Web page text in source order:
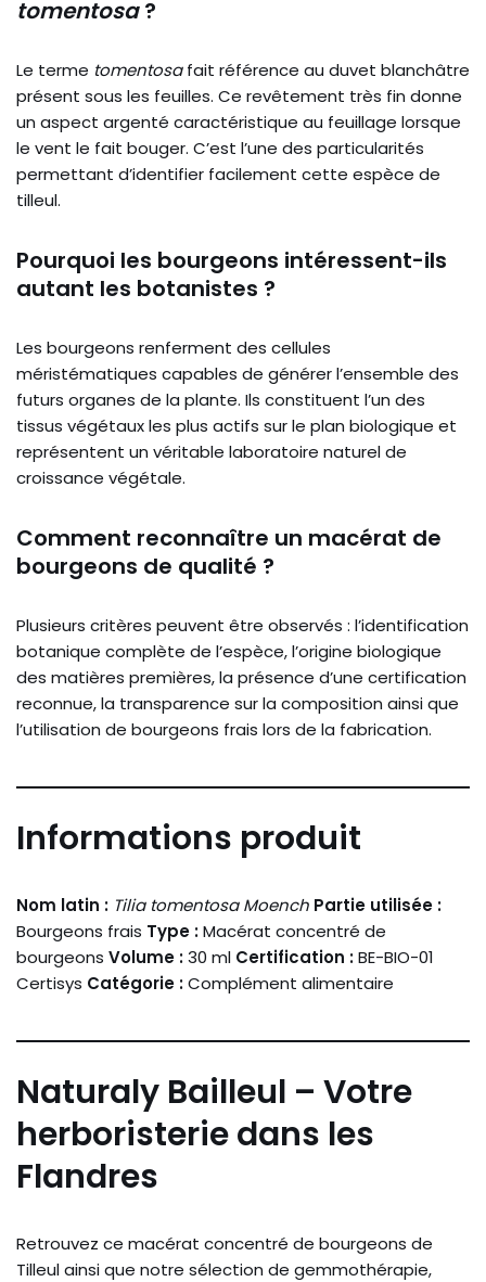
tomentosa?
Le terme tomentosafait référence au duvet blanchâtre
présent sous les feuilles. Ce revêtement très fin donne
un aspect argenté caractéristique au feuillage lorsque
le vent le fait bouger. C’est l’une des particularités
permettant d’identifier facilement cette espèce de
tilleul.
Pourquoi les bourgeons intéressent-ils
autant les botanistes ?
Les bourgeons renferment des cellules
méristématiques capables de générer l’ensemble des
futurs organes de la plante. Ils constituent l’un des
tissus végétaux les plus actifs sur le plan biologique et
représentent un véritable laboratoire naturel de
croissance végétale.
Comment reconnaître un macérat de
bourgeons de qualité ?
Plusieurs critères peuvent être observés : l’identification
botanique complète de l’espèce, l’origine biologique
des matières premières, la présence d’une certification
reconnue, la transparence sur la composition ainsi que
l’utilisation de bourgeons frais lors de la fabrication.
Informations produit
Nom latin : Tilia tomentosa Moench Partie utilisée :
Bourgeons frais Type :Macérat concentré de
bourgeons Volume :30 ml Certification :BE-BIO-01
Certisys Catégorie :Complément alimentaire
Naturaly Bailleul – Votre
herboristerie dans les
Flandres
Retrouvez ce macérat concentré de bourgeons de
Tilleul ainsi que notre sélection de gemmothérapie,